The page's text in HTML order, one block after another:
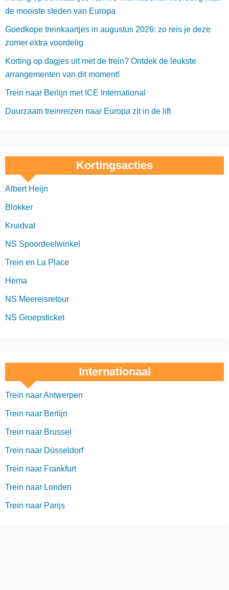
de mooiste steden van Europa
Goedkope treinkaartjes in augustus 2026: zo reis je deze
zomer extra voordelig
Korting op dagjes uit met de trein? Ontdek de leukste
arrangementen van dit moment!
Trein naar Berlijn met ICE International
Duurzaam treinreizen naar Europa zit in de lift
Kortingsacties
Albert Heijn
Blokker
Kruidvat
NS Spoordeelwinkel
Trein en La Place
Hema
NS Meereisretour
NS Groepsticket
Internationaal
Trein naar Antwerpen
Trein naar Berlijn
Trein naar Brussel
Trein naar Düsseldorf
Trein naar Frankfurt
Trein naar Londen
Trein naar Parijs